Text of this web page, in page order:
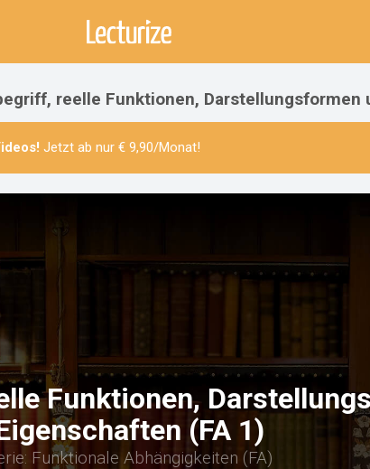
reelle Funktionen, Darstellungsformen
! Jetzt ab nur € 9,90/Monat!
Funktionen,
(FA 1)
Funktionale Abhängigkeiten (FA)